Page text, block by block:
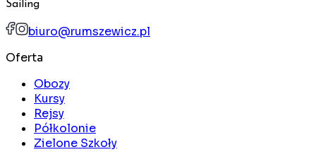
Sailing
biuro@rumszewicz.pl
Oferta
Obozy
Kursy
Rejsy
Półkolonie
Zielone Szkoły